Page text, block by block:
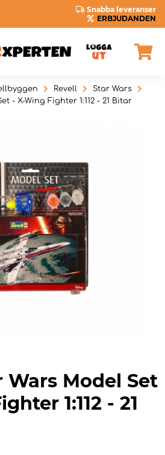
Snabba leveranser
ERBJUDANDEN
Revell
Star Wars
- X-Wing Fighter 1:112 - 21 Bitar
Wars Model Set
1:112 - 21